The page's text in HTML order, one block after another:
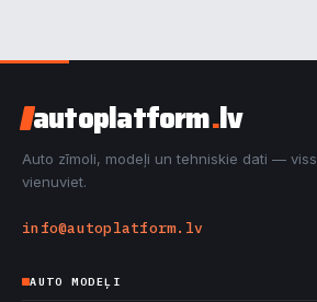
autoplatform.lv
Auto zīmoli, modeļi un tehniskie dati — viss
vienuviet.
info@autoplatform.lv
AUTO MODEĻI